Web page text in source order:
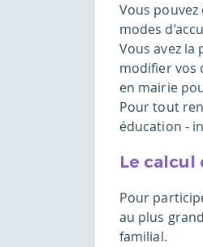
Vous
modes
Vous avez
modifier vos
en mairie
Pour tout
éducation -
Le
Pour
au plus
familial.